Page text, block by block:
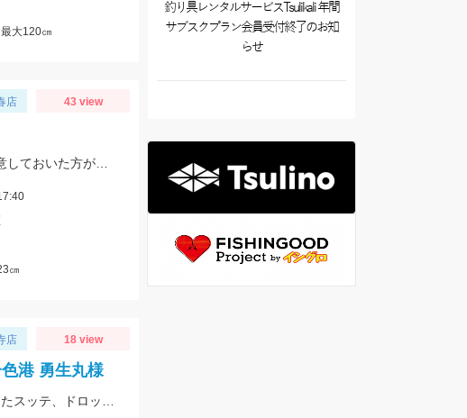
大120㎝
店 43 view
㎝
店 18 view
港 勇生丸様
釣り具レンタルサービスTsulikali 年間
サブスクプラン会員受付終了のお知
らせ